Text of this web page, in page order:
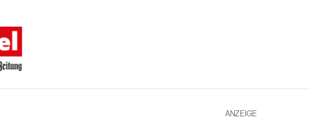
ANZEIGE